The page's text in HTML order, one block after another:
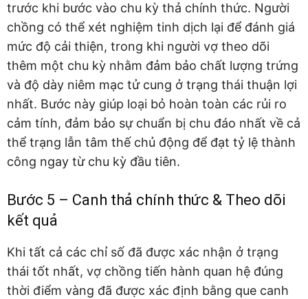
trước khi bước vào chu kỳ thả chính thức. Người
chồng có thể xét nghiệm tinh dịch lại để đánh giá
mức độ cải thiện, trong khi người vợ theo dõi
thêm một chu kỳ nhằm đảm bảo chất lượng trứng
và độ dày niêm mạc tử cung ở trạng thái thuận lợi
nhất. Bước này giúp loại bỏ hoàn toàn các rủi ro
cảm tính, đảm bảo sự chuẩn bị chu đáo nhất về cả
thể trạng lẫn tâm thế chủ động để đạt tỷ lệ thành
công ngay từ chu kỳ đầu tiên.
Bước 5 – Canh thả chính thức & Theo dõi
kết quả
Khi tất cả các chỉ số đã được xác nhận ở trạng
thái tốt nhất, vợ chồng tiến hành quan hệ đúng
thời điểm vàng đã được xác định bằng que canh